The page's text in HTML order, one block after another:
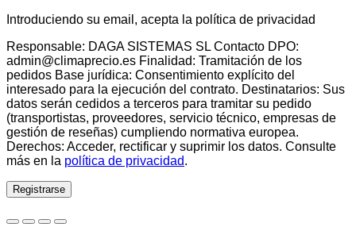
Introduciendo su email, acepta la política de privacidad
Responsable: DAGA SISTEMAS SL Contacto DPO:
admin@climaprecio.es Finalidad: Tramitación de los
pedidos Base jurídica: Consentimiento explícito del
interesado para la ejecución del contrato. Destinatarios: Sus
datos serán cedidos a terceros para tramitar su pedido
(transportistas, proveedores, servicio técnico, empresas de
gestión de reseñas) cumpliendo normativa europea.
Derechos: Acceder, rectificar y suprimir los datos. Consulte
más en la política de privacidad.
Registrarse